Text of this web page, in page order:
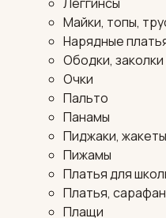
Леггинсы
Майки, топы,
Нарядные
Ободки, заколки
Очки
Пальто
Панамы
Пиджаки,
Пижамы
Платья для
Платья,
Плащи